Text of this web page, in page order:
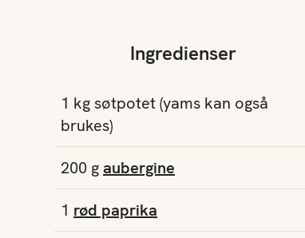
Ingredienser
1 kgsøtpotet(yams kan også
brukes)
200 g aubergine
1 rød paprika